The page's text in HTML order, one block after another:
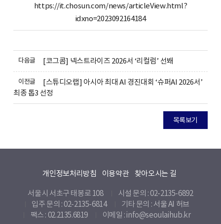
https://it.chosun.com/news/articleView.html?
idxno=2023092164184
다음글 [코그콤] 넥스트라이즈 2026서 ‘리컬럼’ 선봬
이전글
[스튜디오랩] 아시아 최대 AI 경진대회 ‘슈퍼AI 2026서’
최종 톱3 선정
목록보기
개인정보처리방침 이용약관 찾아오시는 길
서울시 서초구 태봉로 108
시설 문의 : 02-2135-6892
입주 문의 : 02-2135-6814
기타 문의 :서울 AI 허브
팩스 : 02.2135.6819
이메일 : info@seoulaihub.kr